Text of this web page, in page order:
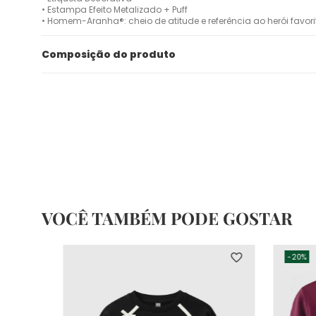
• Estampa Efeito Metalizado + Puff
• Homem-Aranha®: cheio de atitude e referência ao herói
Composição do produto
VOCÊ TAMBÉM PODE GOSTAR
-20%